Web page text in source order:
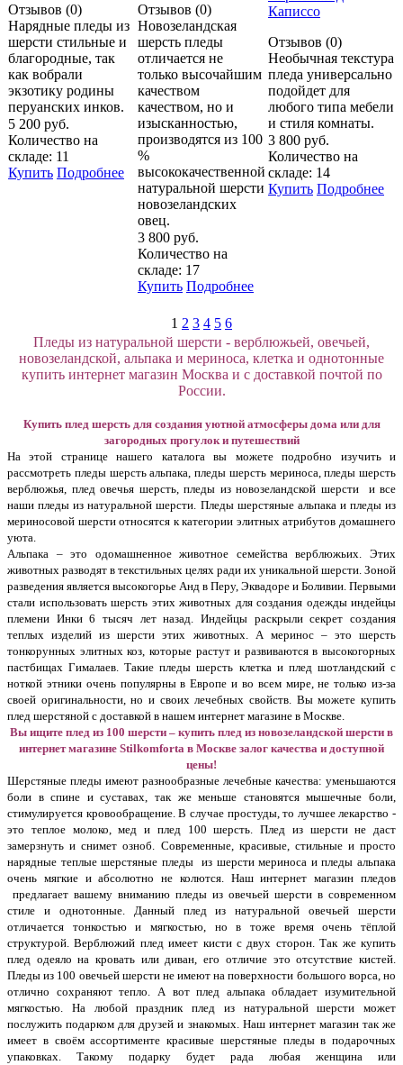
Отзывов (0)
Нарядные пледы из
шерсти стильные и
благородные, так
как вобрали
экзотику родины
перуанских инков.
5 200 руб.
Количество на
складе: 11
Купить Подробнее
Отзывов (0)
Новозеландская
шерсть пледы
отличается не
только высочайшим
качеством
качеством, но и
изысканностью,
производятся из 100
%
высококачественной
натуральной шерсти
новозеландских
овец.
3 800 руб.
Количество на
складе: 17
Купить Подробнее
Отзывов (0)
Необычная текстура
пледа универсально
подойдет для
любого типа мебели
и стиля комнаты.
3 800 руб.
Количество на
складе: 14
Купить Подробнее
1 2 3 4 5 6
Пледы из натуральной шерсти - верблюжьей, овечьей,
новозеландской, альпака и мериноса, клетка и однотонные
купить интернет магазин Москва и с доставкой почтой по
России.
Купить плед шерсть для создания уютной атмосферы дома или для
загородных прогулок и путешествий
На этой странице нашего каталога вы можете подробно изучить и
рассмотреть пледы шерсть альпака, пледы шерсть мериноса, пледы шерсть
верблюжья, плед овечья шерсть, пледы из новозеландской шерсти и все
наши пледы из натуральной шерсти. Пледы шерстяные альпака и пледы из
мериносовой шерсти относятся к категории элитных атрибутов домашнего
уюта.
Альпака – это одомашненное животное семейства верблюжьих. Этих
животных разводят в текстильных целях ради их уникальной шерсти. Зоной
разведения является высокогорье Анд в Перу, Эквадоре и Боливии. Первыми
стали использовать шерсть этих животных для создания одежды индейцы
племени Инки 6 тысяч лет назад. Индейцы раскрыли секрет создания
теплых изделий из шерсти этих животных. А меринос – это шерсть
тонкорунных элитных коз, которые растут и развиваются в высокогорных
пастбищах Гималаев. Такие пледы шерсть клетка и плед шотландский с
ноткой этники очень популярны в Европе и во всем мире, не только из-за
своей оригинальности, но и своих лечебных свойств. Вы можете купить
плед шерстяной с доставкой в нашем интернет магазине в Москве.
Вы ищите плед из 100 шерсти – купить плед из новозеландской шерсти в
интернет магазине Stilkomforta в Москве залог качества и доступной
цены!
Шерстяные пледы имеют разнообразные лечебные качества: уменьшаются
боли в спине и суставах, так же меньше становятся мышечные боли,
стимулируется кровообращение. В случае простуды, то лучшее лекарство -
это теплое молоко, мед и плед 100 шерсть. Плед из шерсти не даст
замерзнуть и снимет озноб. Современные, красивые, стильные и просто
нарядные теплые шерстяные пледы из шерсти мериноса и пледы альпака
очень мягкие и абсолютно не колются. Наш интернет магазин пледов
предлагает вашему вниманию пледы из овечьей шерсти в современном
стиле и однотонные. Данный плед из натуральной овечьей шерсти
отличается тонкостью и мягкостью, но в тоже время очень тёплой
структурой. Верблюжий плед имеет кисти с двух сторон. Так же купить
плед одеяло на кровать или диван, его отличие это отсутствие кистей.
Пледы из 100 овечьей шерсти не имеют на поверхности большого ворса, но
отлично сохраняют тепло. А вот плед альпака обладает изумительной
мягкостью. На любой праздник плед из натуральной шерсти может
послужить подарком для друзей и знакомых. Наш интернет магазин так же
имеет в своём ассортименте красивые шерстяные пледы в подарочных
упаковках. Такому подарку будет рада любая женщина или